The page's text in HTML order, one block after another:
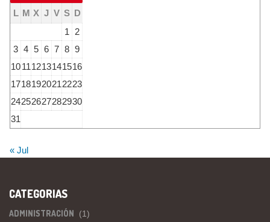
L M X J V S D
1
2
3 4 5 6 7 8 9
10111213141516
17181920212223
24252627282930
31
« Jul
CATEGORIAS
ADMINISTRACIÓN (1)